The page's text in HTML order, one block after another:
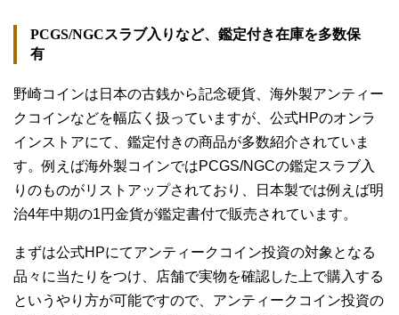
PCGS/NGCスラブ入りなど、鑑定付き在庫を多数保
有
野崎コインは日本の古銭から記念硬貨、海外製アンティー
クコインなどを幅広く扱っていますが、公式HPのオンラ
インストアにて、鑑定付きの商品が多数紹介されていま
す。例えば海外製コインではPCGS/NGCの鑑定スラブ入
りのものがリストアップされており、日本製では例えば明
治4年中期の1円金貨が鑑定書付で販売されています。
まずは公式HPにてアンティークコイン投資の対象となる
品々に当たりをつけ、店舗で実物を確認した上で購入する
というやり方が可能ですので、アンティークコイン投資の